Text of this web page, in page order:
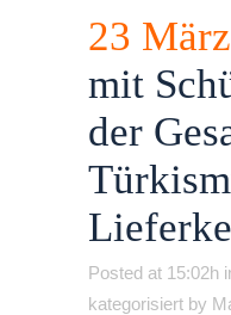
23 März
mit
der
Posted at 15:02h
kategorisiert by